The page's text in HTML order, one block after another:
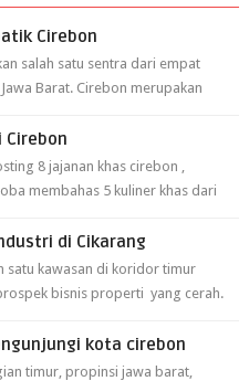
Cirebon
salah satu sentra dari empat
Barat. Cirebon merupakan
Cirebon
8 jajanan khas cirebon ,
membahas 5 kuliner khas dari
di Cikarang
satu kawasan di koridor timur
bisnis properti yang cerah.
kota cirebon
timur, propinsi jawa barat,